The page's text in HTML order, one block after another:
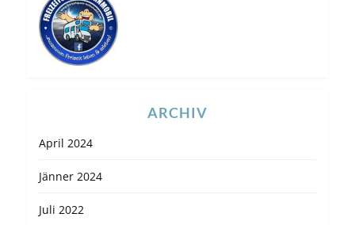
ARCHIV
April 2024
Jänner 2024
Juli 2022